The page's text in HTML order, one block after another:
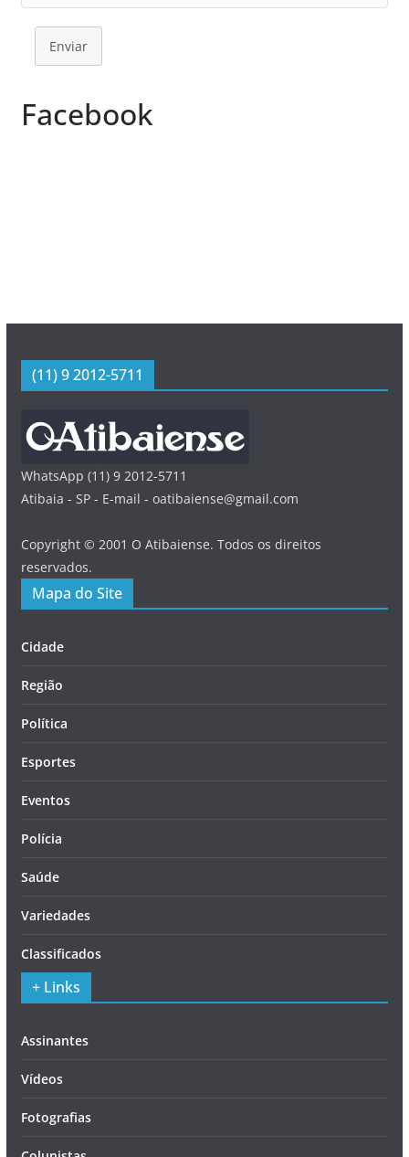
Enviar
Facebook
(11) 9 2012-5711
WhatsApp (11) 9 2012-5711
Atibaia - SP - E-mail - oatibaiense@gmail.com
Copyright © 2001 O Atibaiense. Todos os direitos
reservados.
Mapa do Site
Cidade
Região
Política
Esportes
Eventos
Polícia
Saúde
Variedades
Classificados
+ Links
Assinantes
Vídeos
Fotografias